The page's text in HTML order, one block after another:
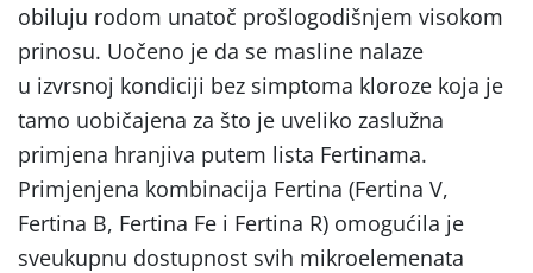
obiluju rodom unatoč prošlogodišnjem visokom
prinosu. Uočeno je da se masline nalaze
u izvrsnoj kondiciji bez simptoma kloroze koja je
tamo uobičajena za što je uveliko zaslužna
primjena hranjiva putem lista Fertinama.
Primjenjena kombinacija Fertina (Fertina V,
Fertina B, Fertina Fe i Fertina R) omogućila je
sveukupnu dostupnost svih mikroelemenata